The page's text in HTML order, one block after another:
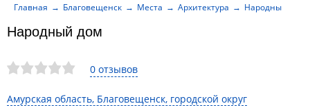
0 отзывов
Амурская область, Благовещенск, городской округ
Народный дом
Главная Благовещенск Места Архитектура Народный дом